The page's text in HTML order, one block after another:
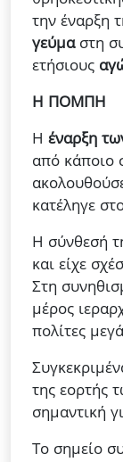
την έναρξη
γεύμα στη
ετήσιους
Η ΠΟΜΠΗ
Η έναρξη
από κάποιο
κατέληγε
Η σύνθεσή
και είχε
Στη
μέρος
πολίτες
της εορτής
σημαντική
Το σημείο